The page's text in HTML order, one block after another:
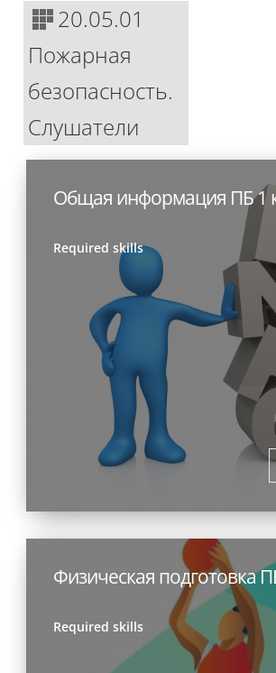
20.05.01
Пожарная
безопасность.
Слушатели
Общая информация ПБ 1
Required skills
Физическая подготовка
Required skills